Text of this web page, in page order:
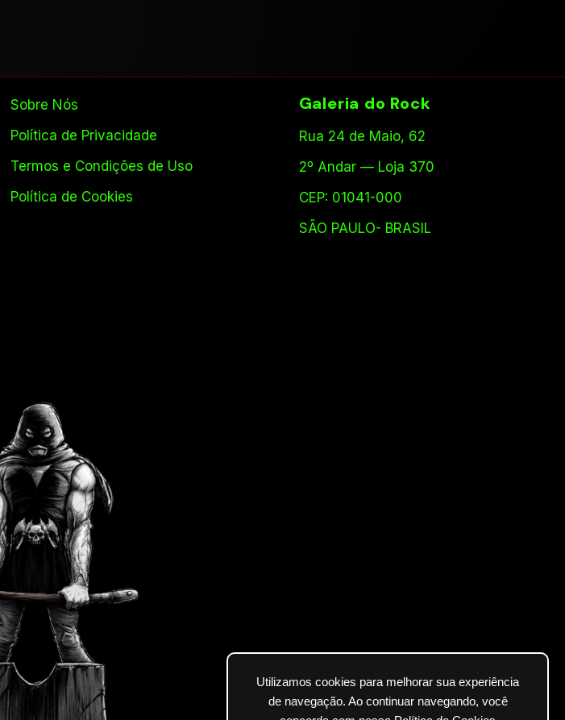
Utilizamos cookies para melhorar sua experiência
de navegação. Ao continuar navegando, você
Sobre Nós
Política de Privacidade
Termos e Condições de Uso
Política de Cookies
Galeria do Rock
Rua 24 de Maio, 62
2º Andar — Loja 370
CEP: 01041-000
SÃO PAULO- BRASIL